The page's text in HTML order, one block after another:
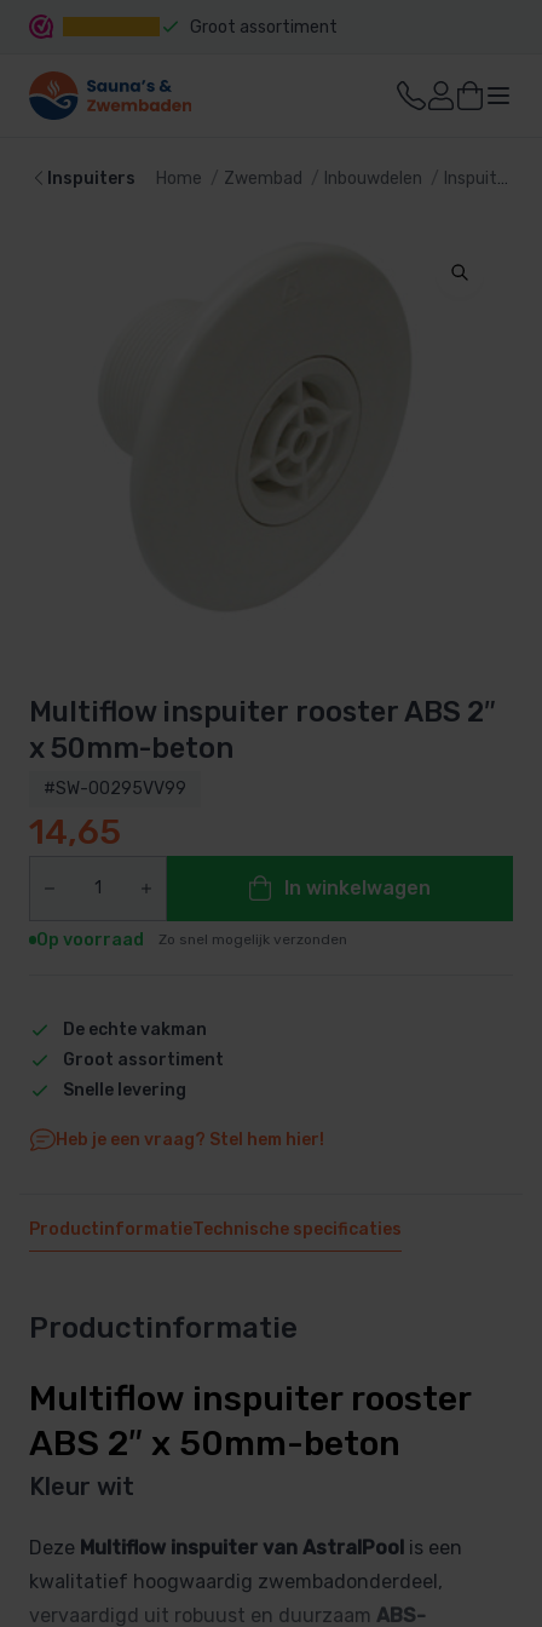
Groot assortiment
Inspuiters Home Zwembad Inbouwdelen Inspuiters
Multiflow inspuiter rooster ABS 2″
x 50mm-beton
#SW-00295VV99
14,65
In winkelwagen
Op voorraad Zo snel mogelijk verzonden
De echte vakman
Groot assortiment
Snelle levering
Heb je een vraag? Stel hem hier!
ProductinformatieTechnische specificaties
Productinformatie
Multiflow inspuiter rooster
ABS 2″ x 50mm-beton
Kleur wit
Deze Multiflow inspuiter van AstralPool is een
kwalitatief hoogwaardig zwembadonderdeel,
vervaardigd uit robuust en duurzaam ABS-